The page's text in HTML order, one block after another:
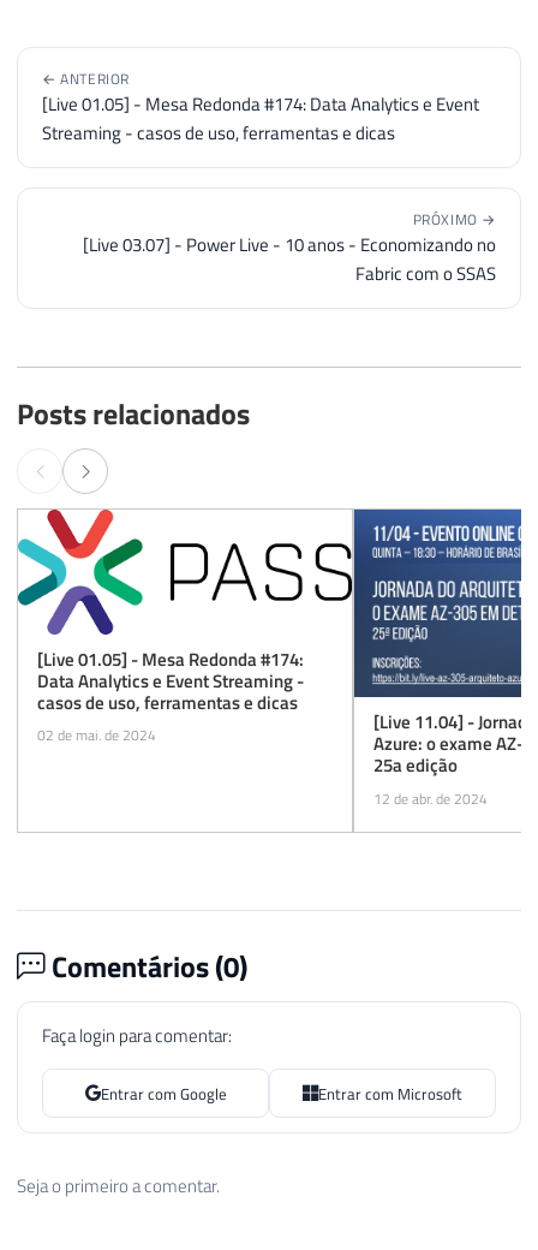
← ANTERIOR
[Live 01.05] - Mesa Redonda #174: Data Analytics e Event
Streaming - casos de uso, ferramentas e dicas
PRÓXIMO →
[Live 03.07] - Power Live - 10 anos - Economizando no
Fabric com o SSAS
Posts relacionados
[Live 01.05] - Mesa Redonda #174:
Data Analytics e Event Streaming -
casos de uso, ferramentas e dicas
02 de mai. de 2024 [Live 11.04] -
Azure: o exame AZ-
25a edição
12 de abr. de 2024
Comentários (0)
Faça login para comentar:
Entrar com Google Entrar com Microsoft
Seja o primeiro a comentar.